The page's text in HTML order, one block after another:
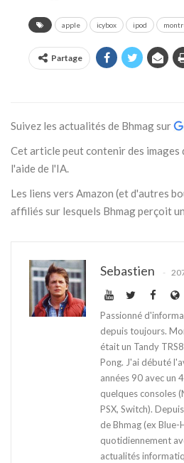
apple icybox ipod
Partage
Suivez les actualités de Bhmag sur
Cet article peut contenir des
l'aide de l'IA.
Les liens vers Amazon (et d'autres
affiliés sur lesquels Bhmag perçoit
Sebastien
Passionné
depuis toujours.
était un Tandy
Pong. J'ai débuté
années 90 avec un
quelques consoles
PSX, Switch).
de Bhmag (ex
quotidiennement
actualités